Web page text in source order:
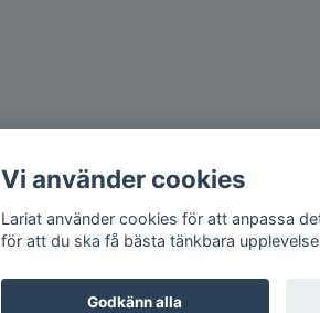
Vi använder cookies
Lariat använder cookies för att anpassa
för att du ska få bästa tänkbara
Godkänn alla